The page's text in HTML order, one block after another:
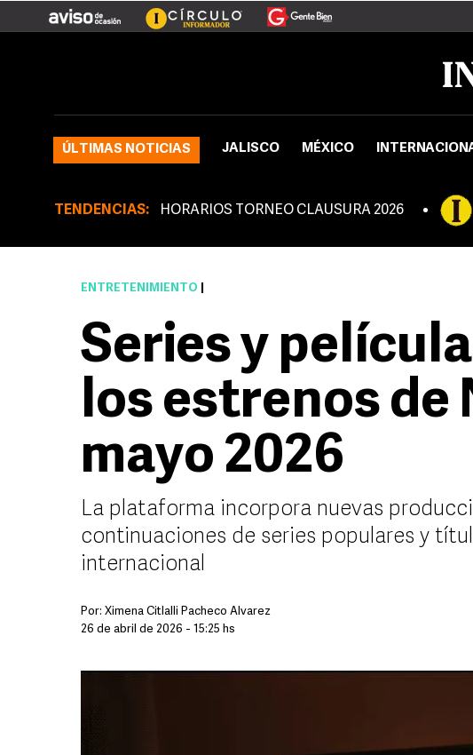
ÚLTIMAS NOTICIAS JALISCO MÉXICO
TENDENCIAS: HORARIOS TORNEO CLAUSURA 2026
ENTRETENIMIENTO
Series y
los estrenos de
mayo 2026
La plataforma incorpora nuevas
continuaciones de series populares y
internacional
Por: Ximena Citlalli Pacheco Álvarez
26 de abril de 2026 - 15:25 hs